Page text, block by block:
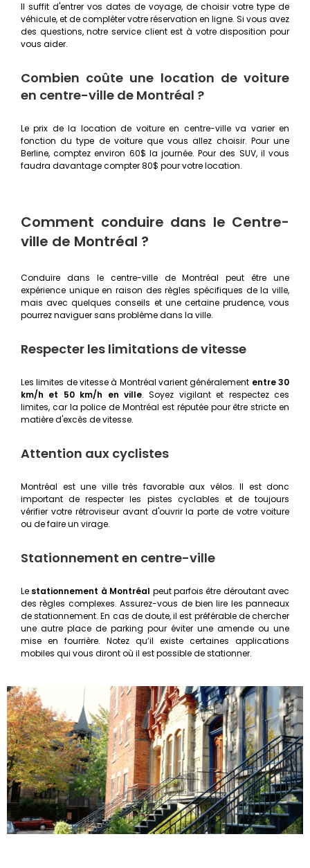
Il suffit d'entrer vos dates de voyage, de choisir votre type de
véhicule, et de compléter votre réservation en ligne. Si vous avez
des questions, notre service client est à votre disposition pour
vous aider.
Combien coûte une location de voiture
en centre-ville de Montréal ?
Le prix de la location de voiture en centre-ville va varier en
fonction du type de voiture que vous allez choisir. Pour une
Berline, comptez environ 60$ la journée. Pour des SUV, il vous
faudra davantage compter 80$ pour votre location.
Comment conduire dans le Centre-
ville de Montréal ?
Conduire dans le centre-ville de Montréal peut être une
expérience unique en raison des règles spécifiques de la ville,
mais avec quelques conseils et une certaine prudence, vous
pourrez naviguer sans problème dans la ville.
Respecter les limitations de vitesse
Les limites de vitesse à Montréal varient généralement entre 30
km/h et 50 km/h en ville. Soyez vigilant et respectez ces
limites, car la police de Montréal est réputée pour être stricte en
matière d'excès de vitesse.
Attention aux cyclistes
Montréal est une ville très favorable aux vélos. Il est donc
important de respecter les pistes cyclables et de toujours
vérifier votre rétroviseur avant d'ouvrir la porte de votre voiture
ou de faire un virage.
Stationnement en centre-ville
Le stationnement à Montréal peut parfois être déroutant avec
des règles complexes. Assurez-vous de bien lire les panneaux
de stationnement. En cas de doute, il est préférable de chercher
une autre place de parking pour éviter une amende ou une
mise en fourrière. Notez qu’il existe certaines applications
mobiles qui vous diront où il est possible de stationner.